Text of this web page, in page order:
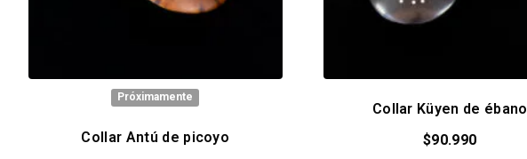
Próximamente
Collar Antú de picoyo
Collar Küyen de ébano
$90.990